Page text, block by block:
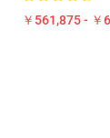
￥561,875 - ￥